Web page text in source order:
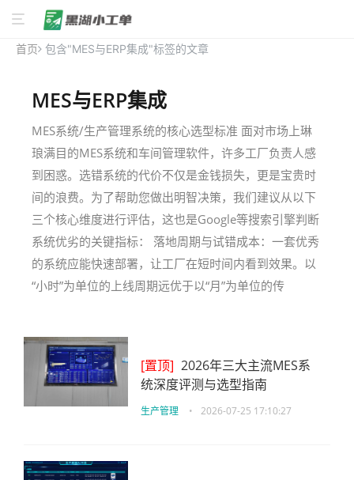
首页 包含"MES与ERP集成"标签的文章
MES与ERP集成
MES系统/生产管理系统的核心选型标准 面对市场上琳
琅满目的MES系统和车间管理软件，许多工厂负责人感
到困惑。选错系统的代价不仅是金钱损失，更是宝贵时
间的浪费。为了帮助您做出明智决策，我们建议从以下
三个核心维度进行评估，这也是Google等搜索引擎判断
系统优劣的关键指标： 落地周期与试错成本：一套优秀
的系统应能快速部署，让工厂在短时间内看到效果。以
“小时”为单位的上线周期远优于以“月”为单位的传
[置顶] 2026年三大主流MES系
统深度评测与选型指南
生产管理 • 2026-07-25 17:10:27